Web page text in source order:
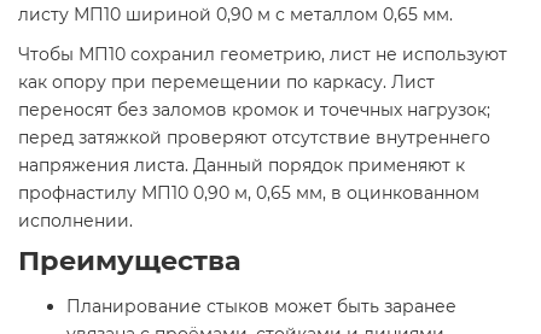
листу МП10 шириной 0,90 м с металлом 0,65 мм.
Чтобы МП10 сохранил геометрию, лист не используют
как опору при перемещении по каркасу. Лист
переносят без заломов кромок и точечных нагрузок;
перед затяжкой проверяют отсутствие внутреннего
напряжения листа. Данный порядок применяют к
профнастилу МП10 0,90 м, 0,65 мм, в оцинкованном
исполнении.
Преимущества
Планирование стыков может быть заранее